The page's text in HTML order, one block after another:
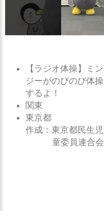
【ラジオ体操】ミン
ジーがのびのび体操
するよ！
関東
東京都
作成：東京都民生児
童委員連合会